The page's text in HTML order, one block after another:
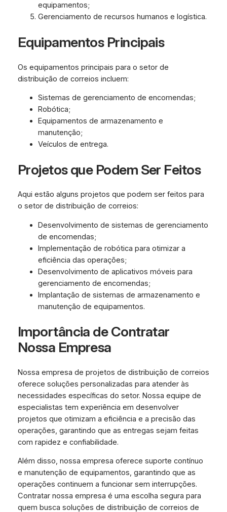
equipamentos;
Gerenciamento de recursos humanos e logística.
Equipamentos Principais
Os equipamentos principais para o setor de
distribuição de correios incluem:
Sistemas de gerenciamento de encomendas;
Robótica;
Equipamentos de armazenamento e
manutenção;
Veículos de entrega.
Projetos que Podem Ser Feitos
Aqui estão alguns projetos que podem ser feitos para
o setor de distribuição de correios:
Desenvolvimento de sistemas de gerenciamento
de encomendas;
Implementação de robótica para otimizar a
eficiência das operações;
Desenvolvimento de aplicativos móveis para
gerenciamento de encomendas;
Implantação de sistemas de armazenamento e
manutenção de equipamentos.
Importância de Contratar
Nossa Empresa
Nossa empresa de projetos de distribuição de correios
oferece soluções personalizadas para atender às
necessidades específicas do setor. Nossa equipe de
especialistas tem experiência em desenvolver
projetos que otimizam a eficiência e a precisão das
operações, garantindo que as entregas sejam feitas
com rapidez e confiabilidade.
Além disso, nossa empresa oferece suporte contínuo
e manutenção de equipamentos, garantindo que as
operações continuem a funcionar sem interrupções.
Contratar nossa empresa é uma escolha segura para
quem busca soluções de distribuição de correios de